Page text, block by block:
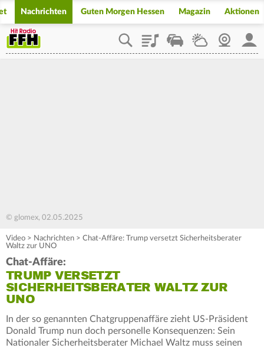
Nachrichten Guten Morgen Hessen Magazin Aktionen
PlaylistStaupilotWetterWebcam
© glomex, 02.05.2025
Video > Nachrichten > Chat-Affäre: Trump versetzt Sicherheitsberater
Waltz zur UNO
Chat-Affäre:
TRUMP VERSETZT
SICHERHEITSBERATER WALTZ ZUR
UNO
In der so genannten Chatgruppenaffäre zieht US-Präsident
Donald Trump nun doch personelle Konsequenzen: Sein
Nationaler Sicherheitsberater Michael Waltz muss seinen